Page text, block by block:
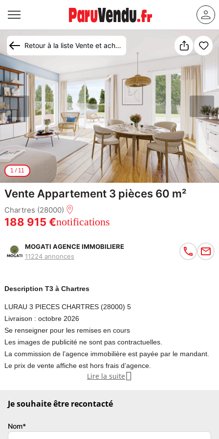
Retour à la liste Vente et achat appartement Chartres
1 / 11
Vente Appartement 3 pièces 60 m²
Chartres (28000)
188 915 €notifications
MOGATI AGENCE IMMOBILIERE
11224 annonces
Description T3 à Chartres
LURAU 3 PIECES CHARTRES (28000) 5
Livraison : octobre 2026
Se renseigner pour les remises en cours
Les images de publicité ne sont pas contractuelles.
La commission de l’agence immobilière est payée par le mandant.
Le prix de vente affiche est hors frais d’agence.
C’est le prix communique par le promoteur.
Appartement 3 pièces
Nombre de chambres : 2
Lire la suite 
Je souhaite être recontacté
Nom*